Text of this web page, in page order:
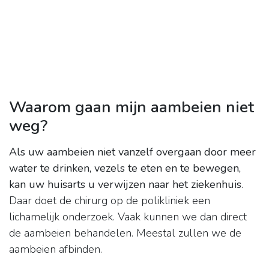
Waarom gaan mijn aambeien niet
weg?
Als uw aambeien niet vanzelf overgaan door meer
water te drinken, vezels te eten en te bewegen,
kan uw huisarts u verwijzen naar het ziekenhuis.
Daar doet de chirurg op de polikliniek een
lichamelijk onderzoek. Vaak kunnen we dan direct
de aambeien behandelen. Meestal zullen we de
aambeien afbinden.